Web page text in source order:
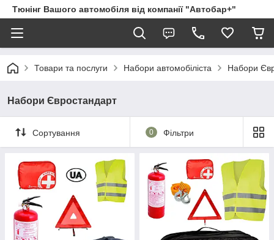
Тюнінг Вашого автомобіля від компанії "Автобар+"
Товари та послуги Набори автомобіліста Набори
Набори Євростандарт
Сортування 0 Фільтри